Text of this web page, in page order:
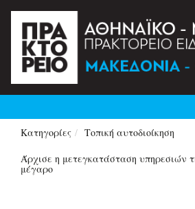
Κατηγορίες
Τοπική αυτοδιοίκηση
Άρχισε η μετεγκατάσταση υπηρεσιών
μέγαρο